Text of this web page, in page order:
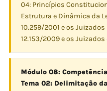
04: Princípios
Estrutura e Dinâmica da
10.259/2001 e os Juizados
12.153/2009 e os
Módulo 08:
Tema 02: Delimitação